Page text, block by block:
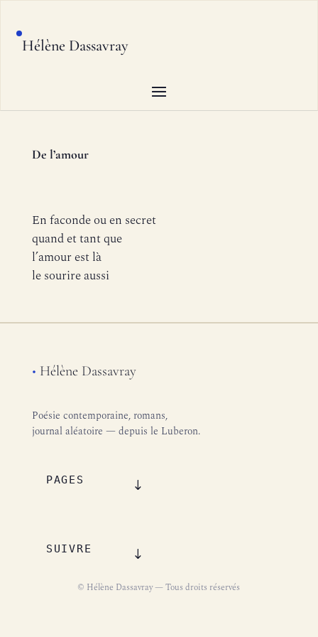
Hélène Dassavray
De l’amour
En faconde ou en secret
quand et tant que
l’amour est là
le sourire aussi
• Hélène Dassavray
Poésie contemporaine, romans,
journal aléatoire — depuis le Luberon.
PAGES
SUIVRE
© Hélène Dassavray — Tous droits réservés